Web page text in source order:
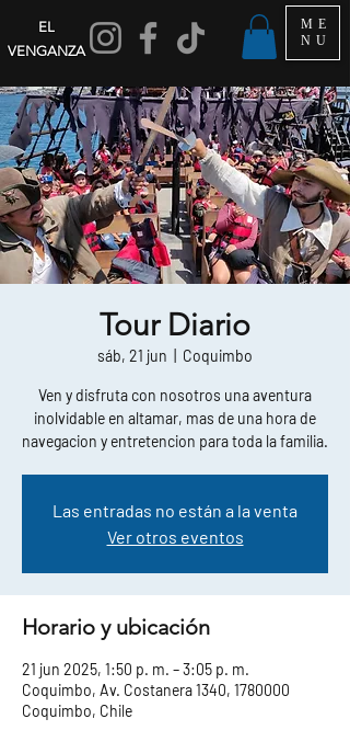
EL
VENGANZA
ME
NU
Tour Diario
sáb, 21 jun Coquimbo
Ven y disfruta con nosotros una aventura
inolvidable en altamar, mas de una hora de
navegacion y entretencion para toda la familia.
Las entradas no están a la venta
Ver otros eventos
Horario y ubicación
21 jun 2025, 1:50 p. m. – 3:05 p. m.
Coquimbo, Av. Costanera 1340, 1780000
Coquimbo, Chile